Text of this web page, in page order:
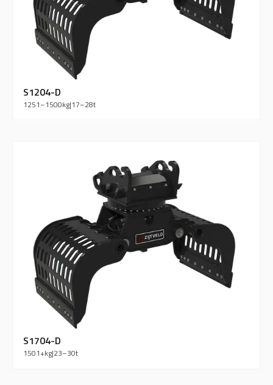
S1204-D
1251–1500kg|17–28t
S1704-D
1501+kg|23–30t